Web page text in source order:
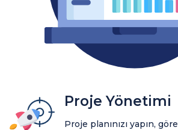
Proje Yönetimi
Proje planınızı yapın,